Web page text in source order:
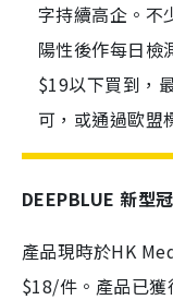
字持續高企。不
陽性後作每日檢
$19以下買到，
可，或通過歐盟
DEEPBLUE 新型
產品現時於HK
$18/件。產品已獲